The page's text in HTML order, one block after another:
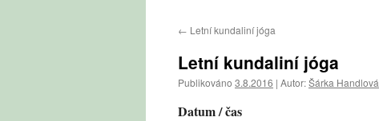
← Letní kundaliní jóga
Letní kundaliní jóga
Publikováno 3.8.2016 | Autor:Šárka Handlová
Datum / čas